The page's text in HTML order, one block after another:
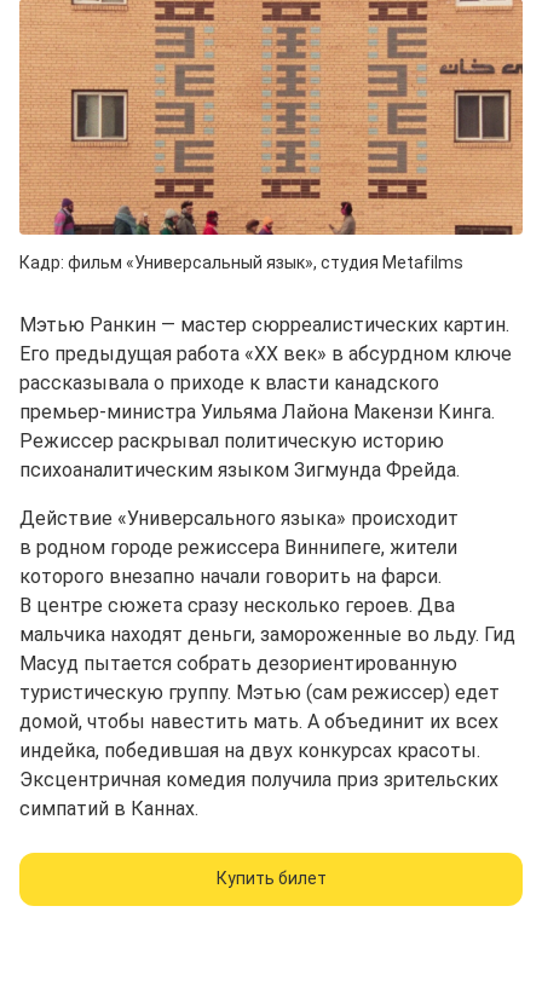
Кадр: фильм «Универсальный язык», студия Metafilms
Мэтью Ранкин — мастер сюрреалистических картин.
Его предыдущая работа «ХХ век» в абсурдном ключе
рассказывала о приходе к власти канадского
премьер-министра Уильяма Лайона Макензи Кинга.
Режиссер раскрывал политическую историю
психоаналитическим языком Зигмунда Фрейда.
Действие «Универсального языка» происходит
в родном городе режиссера Виннипеге, жители
которого внезапно начали говорить на фарси.
В центре сюжета сразу несколько героев. Два
мальчика находят деньги, замороженные во льду. Гид
Масуд пытается собрать дезориентированную
туристическую группу. Мэтью (сам режиссер) едет
домой, чтобы навестить мать. А объединит их всех
индейка, победившая на двух конкурсах красоты.
Эксцентричная комедия получила приз зрительских
симпатий в Каннах.
Купить билет